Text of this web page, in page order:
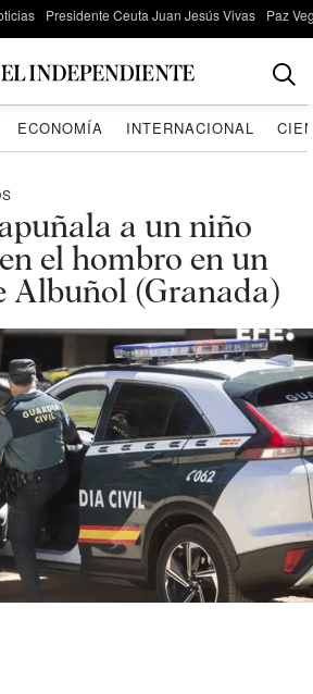
Presidente Ceuta Juan Jesús Vivas Paz
ECONOMÍA INTERNACIONAL
a un niño
el hombro en un
Albuñol (Granada)